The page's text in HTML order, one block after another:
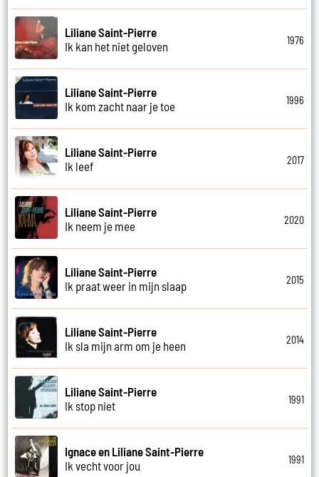
Liliane Saint-Pierre
Ik kan het niet geloven
1976
Liliane Saint-Pierre
Ik kom zacht naar je toe
1996
Liliane Saint-Pierre
Ik leef
2017
Liliane Saint-Pierre
Ik neem je mee
2020
Liliane Saint-Pierre
Ik praat weer in mijn slaap
2015
Liliane Saint-Pierre
Ik sla mijn arm om je heen
2014
Liliane Saint-Pierre
Ik stop niet
1991
Ignace en Liliane Saint-Pierre
Ik vecht voor jou
1991